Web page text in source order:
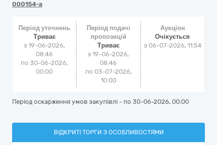
000154-a
Період уточнень
Триває
з 19-06-2026,
08:46
по 30-06-2026,
00:00
Період подачі
пропозицій
Триває
з 19-06-2026,
08:46
по 03-07-2026,
10:00
Аукціон
Очікується
з 06-07-2026, 11:54
Період оскарження умов закупівлі - по 30-06-2026, 00:00
ВІДКРИТІ ТОРГИ З ОСОБЛИВОСТЯМИ